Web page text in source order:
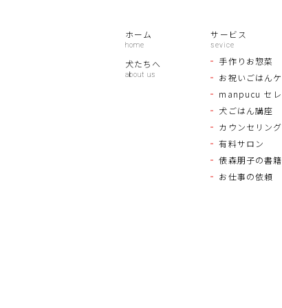
ホーム
犬たちへ
サービス
手作りお惣菜
お祝いごはん
manpucu セレ
犬ごはん講座
カウンセリング
有料サロン
俵森朋子の書籍
お仕事の依頼